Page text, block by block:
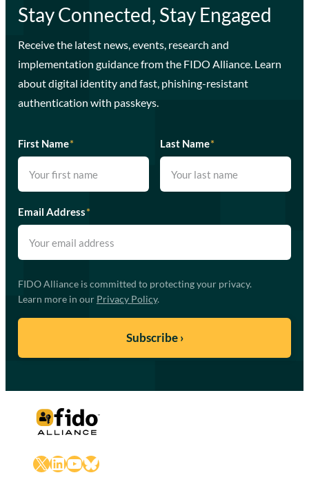
Stay Connected, Stay Engaged
Receive the latest news, events, research and
implementation guidance from the FIDO Alliance. Learn
about digital identity and fast, phishing-resistant
authentication with passkeys.
First Name* Last Name*
Email Address*
FIDO Alliance is committed to protecting your privacy.
Learn more in our Privacy Policy.
X LinkedIn
YouTube
Bluesky